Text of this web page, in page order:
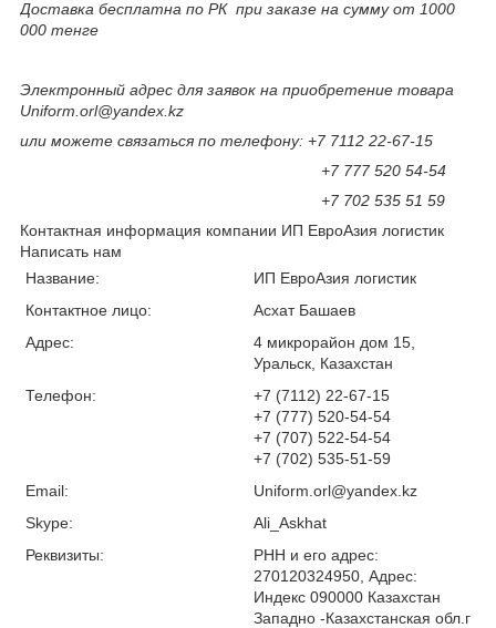
Доставка бесплатна по РК при заказе на сумму от 1000
000 тенге
Электронный адрес для заявок на приобретение товара
Uniform.orl@yandex.kz
или можете связаться по телефону: +7 7112 22-67-15
+7 777 520 54-54
+7 702 535 51 59
Контактная информация компании ИП ЕвроАзия логистик
Написать нам
Название:
ИП ЕвроАзия логистик
Контактное лицо:
Асхат Башаев
Адрес:
4 микрорайон дом 15,
Уральск, Казахстан
Телефон:
+7 (7112) 22-67-15
+7 (777) 520-54-54
+7 (707) 522-54-54
+7 (702) 535-51-59
Email:
Uniform.orl@yandex.kz
Skype:
Ali_Askhat
Реквизиты:
РНН и его адрес:
270120324950, Адрес:
Индекс 090000 Казахстан
Западно -Казахстанская обл.г